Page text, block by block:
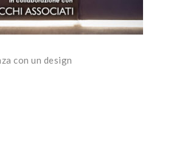
con un design